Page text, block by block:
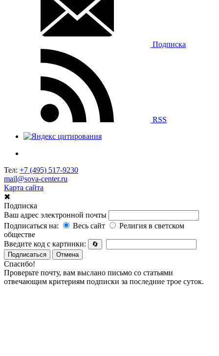
Подписка
RSS
Тел: +7 (495) 517-9230
mail@sova-center.ru
Карта сайта
✖
Подписка
Ваш адрес электронной почты
Подписаться на:
Весь сайт
Религия в светском
обществе
Введите код с картинки:
🔄
Подписаться
Отмена
Спасибо!
Проверьте почту, вам выслано письмо со статьями
отвечающим критериям подписки за последние трое суток.